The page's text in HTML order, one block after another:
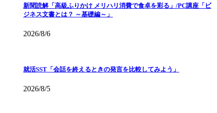
新聞読解「高級ふりかけ メリハリ消費で食卓を彩る」/PC講座「ビ
ジネス文書とは？ ～基礎編～」
2026/8/6
就活SST「会話を終えるときの発言を比較してみよう」
2026/8/5